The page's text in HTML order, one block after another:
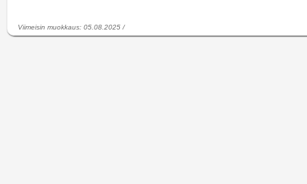
Viimeisin muokkaus: 05.08.2025 /